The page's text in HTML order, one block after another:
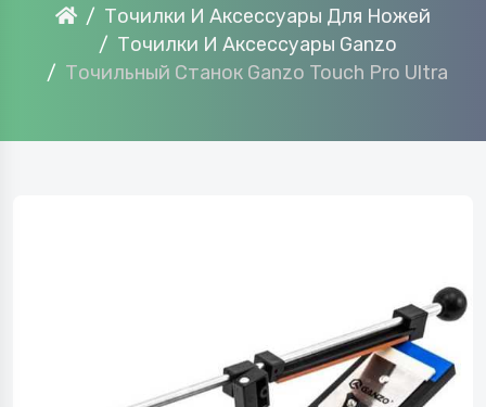
Точилки И Аксессуары Для Ножей
Точилки И Аксессуары Ganzo
Точильный Станок Ganzo Touch Pro Ultra